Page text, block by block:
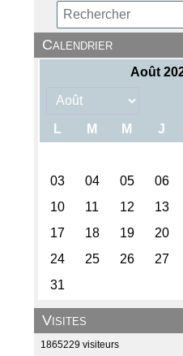
Calendrier
Visites
1865229 visiteurs